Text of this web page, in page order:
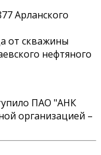
Арланского
от скважины
нефтяного
ПАО "АНК
организацией –